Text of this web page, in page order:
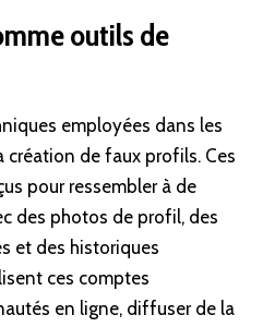
outils de
employées dans les
création de faux profils. Ces
pour ressembler à de
des photos de profil, des
et des historiques
ces comptes
en ligne, diffuser de la